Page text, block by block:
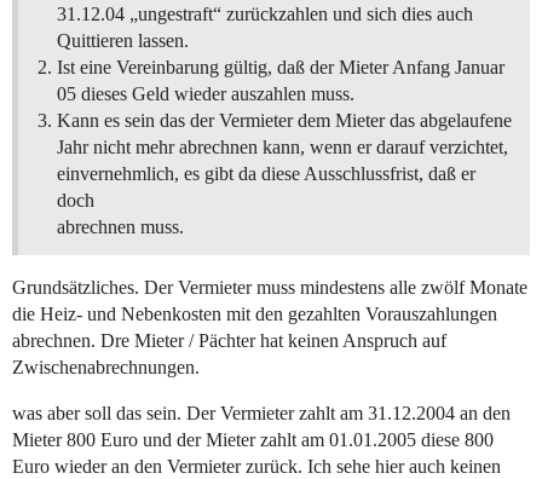
31.12.04 „ungestraft“ zurückzahlen und sich dies auch
Quittieren lassen.
Ist eine Vereinbarung gültig, daß der Mieter Anfang Januar
05 dieses Geld wieder auszahlen muss.
Kann es sein das der Vermieter dem Mieter das abgelaufene
Jahr nicht mehr abrechnen kann, wenn er darauf verzichtet,
einvernehmlich, es gibt da diese Ausschlussfrist, daß er
doch
abrechnen muss.
Grundsätzliches. Der Vermieter muss mindestens alle zwölf Monate
die Heiz- und Nebenkosten mit den gezahlten Vorauszahlungen
abrechnen. Dre Mieter / Pächter hat keinen Anspruch auf
Zwischenabrechnungen.
was aber soll das sein. Der Vermieter zahlt am 31.12.2004 an den
Mieter 800 Euro und der Mieter zahlt am 01.01.2005 diese 800
Euro wieder an den Vermieter zurück. Ich sehe hier auch keinen